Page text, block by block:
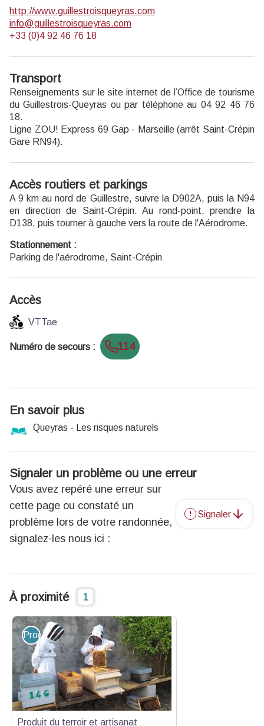
http://www.guillestroisqueyras.com
info@guillestroisqueyras.com
+33 (0)4 92 46 76 18
Transport
Renseignements sur le site internet de l’Office de tourisme
du Guillestrois-Queyras ou par téléphone au 04 92 46 76
18.
Ligne ZOU! Express 69 Gap - Marseille(arrêt Saint-Crépin
Gare RN94).
Accès routiers et parkings
A 9 km au nord de Guillestre, suivre la D902A, puis la N94
en direction de Saint-Crépin. Au rond-point, prendre la
D138, puis tourner à gauche vers la route de l'Aérodrome.
Stationnement :
Parking de l'aérodrome, Saint-Crépin
Accès
VTTae
Numéro de secours : 114
En savoir plus
Queyras - Les risques naturels
Signaler un problème ou une erreur
Vous avez repéré une erreur sur
cette page ou constaté un
problème lors de votre randonnée,
signalez-les nous ici :
Signaler
À proximité 1
Produit du terroir et artisanat
Produit du terroir et artisanat